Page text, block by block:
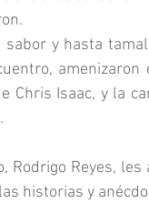
y hasta
Chris Isaac, y la
Rodrigo Reyes,
historias y